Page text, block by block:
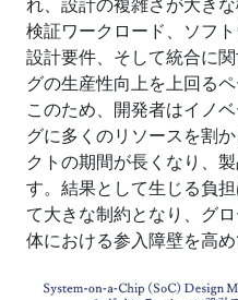
検証ワークロード、ソフ
設計要件、そして統合に
グの生産性向上を上回る
このため、開発者はイノ
グに多くのリソースを割
クトの期間が長くなり、
す。結果として生じる負
て大きな制約となり、グ
体における参入障壁を高め